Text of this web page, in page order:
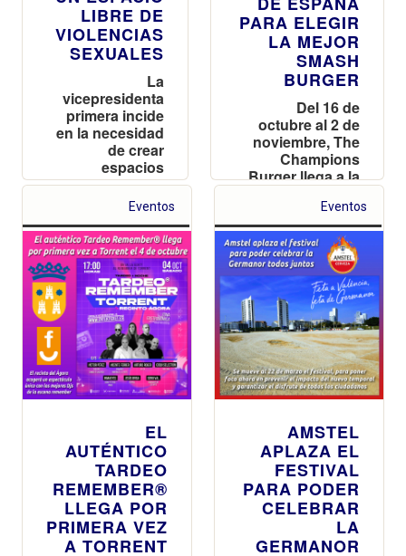
LIBRE DE
VIOLENCIAS
SEXUALES
La
vicepresidenta
primera incide
en la necesidad
de crear
espacios
seguros donde
disfrutar del
y con plena
libertad”
PARA ELEGIR
LA MEJOR
SMASH
BURGER
Del 16 de
octubre al 2 de
noviembre, The
Champions
Burger llega a la
nueva apuesta
que está
revolucionando
el sector de las
hamburguesas
Eventos
EL
AUTÉNTICO
TARDEO
REMEMBER®
LLEGA POR
PRIMERA VEZ
A TORRENT
Eventos
AMSTEL
APLAZA EL
FESTIVAL
PARA PODER
CELEBRAR
LA
GERMANOR